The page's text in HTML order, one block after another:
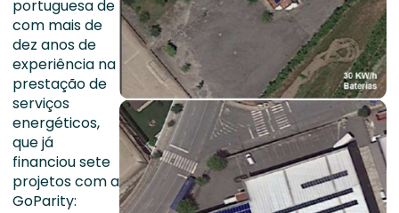
portuguesa de
com mais de
dez anos de
experiência na
prestação de
serviços
energéticos,
que já
financiou sete
projetos com a
GoParity: